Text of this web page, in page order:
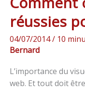
réussies
04/07/2014/ 10
Bernard
L’importance du
web. Et tout doit